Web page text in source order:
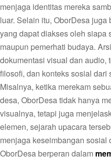
menjaga identitas mereka
luar. Selain itu, OborDesa juga
yang dapat diakses oleh siapa
maupun pemerhati budaya.
dokumentasi visual dan audio,
filosofi, dan konteks sosial dari
Misalnya, ketika merekam
desa, OborDesa tidak hanya
visualnya, tetapi juga
elemen, sejarah upacara
menjaga keseimbangan sosial
OborDesa berperan dalam